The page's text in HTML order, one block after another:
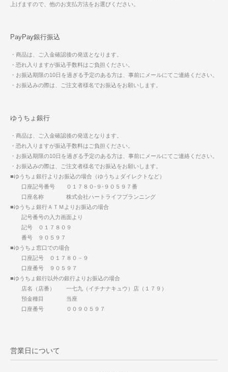
上げますので、他のお支払方法をお選びください。
PayPay銀行振込
・商品は、ご入金確認後の発送となります。
・恐れ入りますが振込手数料はご負担ください。
・お振込期限の10日を過ぎる予定のある方は、事前にメールにてご連絡ください。
・お振込みの際は、ご注文者様名でお振込をお願いします。
ゆうちょ銀行
・商品は、ご入金確認後の発送となります。
・恐れ入りますが振込手数料はご負担ください。
・お振込期限の10日を過ぎる予定のある方は、事前にメールにてご連絡ください。
・お振込みの際は、ご注文者様名でお振込をお願いします。
■ゆうちょ銀行よりお振込の場合（ゆうちょダイレクトなど）
口座記号番号 ０１７８０-９-９０５９７番
口座名称 株式会社ハートライフプランニング
■ゆうちょ銀行ＡＴＭよりお振込の場合
記号番号の入力画面より
記号 ０１７８０９
番号 ９０５９７
■ゆうちょ窓口での場合
口座記号 ０１７８０－９
口座番号 ９０５９７
■ゆうちょ銀行以外の銀行よりお振込の場合
店名（店番） 一七九（イチナナキュウ）店（１７９）
預金種目 当座
口座番号 ００９０５９７
営業日について